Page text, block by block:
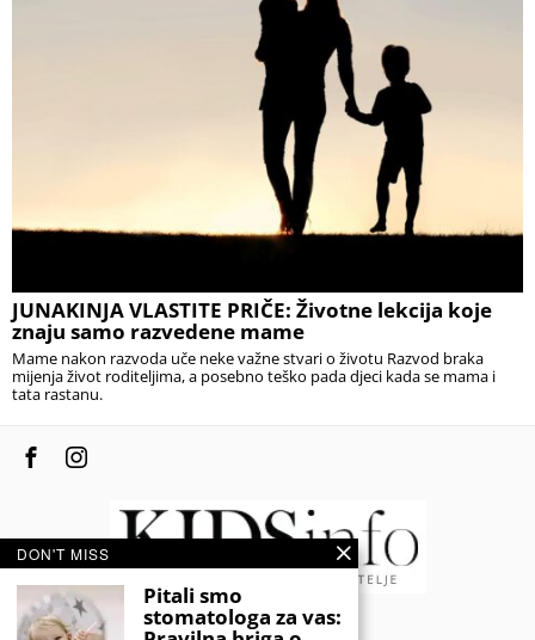
JUNAKINJA VLASTITE PRIČE: Životne lekcija koje
znaju samo razvedene mame
Mame nakon razvoda uče neke važne stvari o životu Razvod braka
mijenja život roditeljima, a posebno teško pada djeci kada se mama i
tata rastanu.
© 2020 - KIDSINFO.BA.
DON'T MISS
Pitali smo
stomatologa za vas: